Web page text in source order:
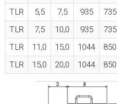
TLR
5,5 7,5 935 735
TLR
7,5 10,0 935 735
TLR
11,0 15,0 1044 850
TLR
15,0 20,0 1044 850